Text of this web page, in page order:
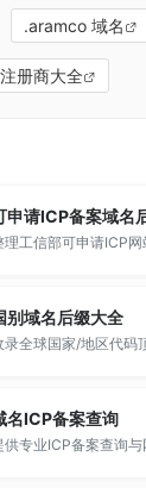
.aramco 域名
册商大全
申请ICP备案域名
理工信部可申请ICP网
别域名后缀大全
录全球国家/地区代码
名ICP备案查询